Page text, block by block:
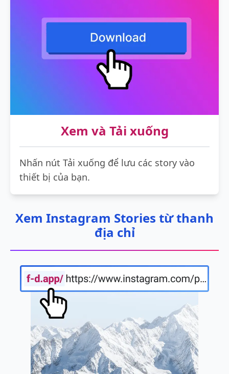
Xem và Tải xuống
Nhấn nút Tải xuống để lưu các story vào
thiết bị của bạn.
Xem Instagram Stories từ thanh
địa chỉ